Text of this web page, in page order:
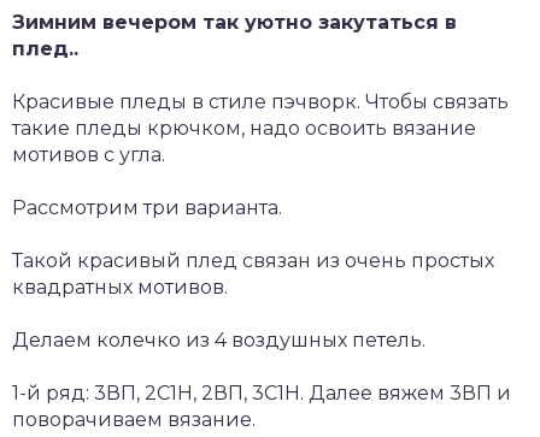
Зимним вечером так уютно закутаться в
плед..
Красивые пледы в стиле пэчворк. Чтобы связать
такие пледы крючком, надо освоить вязание
мотивов с угла.
Рассмотрим три варианта.
Такой красивый плед связан из очень простых
квадратных мотивов.
Делаем колечко из 4 воздушных петель.
1-й ряд: 3ВП, 2С1Н, 2ВП, 3С1Н. Далее вяжем 3ВП и
поворачиваем вязание.